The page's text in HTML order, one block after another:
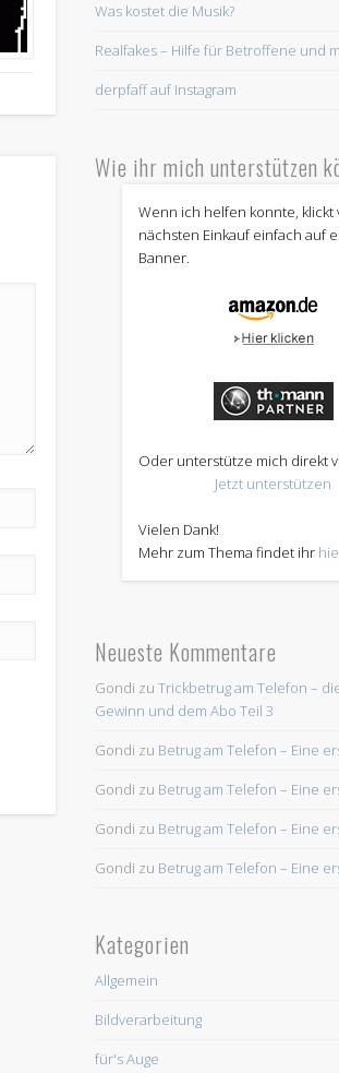
Was kostet die Musik?
Realfakes – Hilfe für Betroffene und
derpfaff auf Instagram
Wie ihr mich unterstützen
Wenn ich helfen konnte, klickt
nächsten Einkauf einfach auf
Banner.
Oder unterstütze mich direkt
Jetzt unterstützen
Vielen Dank!
Mehr zum Thema findet ihr
Neueste Kommentare
Gondi zuTrickbetrug am Telefon –
Gewinn und dem Abo Teil 3
Gondi zu Betrug am Telefon – Eine
Gondi zu Betrug am Telefon – Eine
Gondi zu Betrug am Telefon – Eine
Gondi zu Betrug am Telefon – Eine
Kategorien
Allgemein
Bildverarbeitung
für's Auge